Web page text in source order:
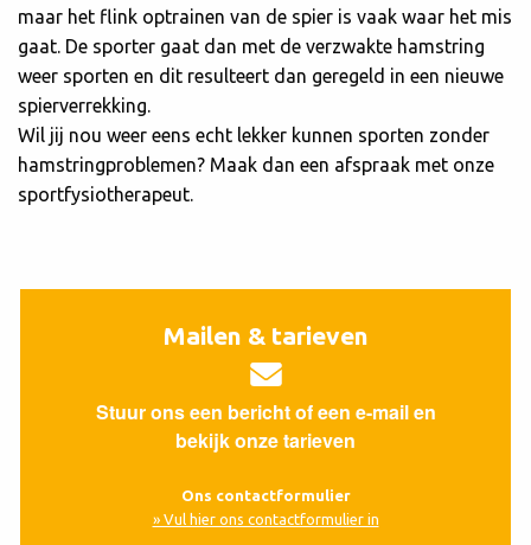
maar het flink optrainen van de spier is vaak waar het mis
gaat. De sporter gaat dan met de verzwakte hamstring
weer sporten en dit resulteert dan geregeld in een nieuwe
spierverrekking.
Wil jij nou weer eens echt lekker kunnen sporten zonder
hamstringproblemen? Maak dan een afspraak met onze
sportfysiotherapeut.
Mailen & tarieven
Stuur ons een bericht of een e-mail en
bekijk onze tarieven
Ons contactformulier
» Vul hier ons contactformulier in